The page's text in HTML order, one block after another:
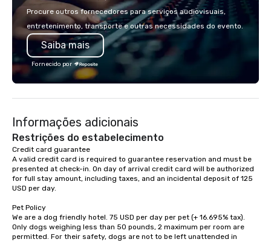
country with a focus on superb hiking,
lodging, food and wine. We also have
a Monterey Bay Trek.
mobile device. We can also
incorporate our
event to the water
Procure outros fornecedores para serviços audiovisuais,
entretenimento, transporte e outras necessidades do evento.
Saiba mais
Fornecido por
Informações adicionais
Restrições do estabelecimento
Credit card guarantee
A valid credit card is required to guarantee reservation and must be
presented at check-in. On day of arrival credit card will be authorized
for full stay amount, including taxes, and an incidental deposit of 125
USD per day.
Pet Policy
We are a dog friendly hotel. 75 USD per day per pet (+ 16.695% tax).
Only dogs weighing less than 50 pounds, 2 maximum per room are
permitted. For their safety, dogs are not to be left unattended in